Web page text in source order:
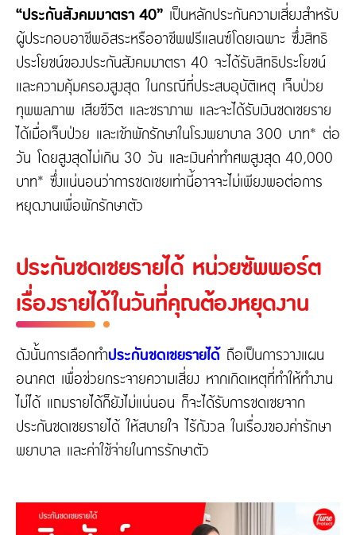
“ประกันสังคมมาตรา 40” เป็นหลักประกันความเสี่ยงสำหรับ
ผู้ประกอบอาชีพอิสระหรืออาชีพฟรีแลนซ์โดยเฉพาะ ซึ่งสิทธิ
ประโยชน์ของประกันสังคมมาตรา 40 จะได้รับสิทธิประโยชน์
และความคุ้มครองสูงสุด ในกรณีที่ประสบอุบัติเหตุ เจ็บป่วย
ทุพพลภาพ เสียชีวิต และชราภาพ และจะได้รับเงินชดเชยราย
ได้เมื่อเจ็บป่วย และเข้าพักรักษาในโรงพยาบาล 300 บาท* ต่อ
วัน โดยสูงสุดไม่เกิน 30 วัน และเงินค่าทำศพสูงสุด 40,000
บาท* ซึ่งแน่นอนว่าการชดเชยเท่านี้อาจจะไม่เพียงพอต่อการ
หยุดงานเพื่อพักรักษาตัว
ประกันชดเชยรายได้ หน่วยซัพพอร์ต
เรื่องรายได้ในวันที่คุณต้องหยุดงาน
ดังนั้นการเลือกทำประกันชดเชยรายได้ถือเป็นการวางแผน
อนาคต เพื่อช่วยกระจายความเสี่ยง หากเกิดเหตุที่ทำให้ทำงาน
ไม่ได้ แถมรายได้ก็ยังไม่แน่นอน ก็จะได้รับการชดเชยจาก
ประกันชดเชยรายได้ ให้สบายใจ ไร้กังวล ในเรื่องของค่ารักษา
พยาบาล และค่าใช้จ่ายในการรักษาตัว